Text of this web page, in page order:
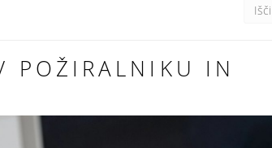
POŽIRALNIKU IN